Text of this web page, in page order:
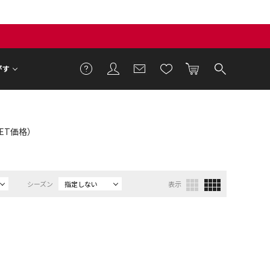
す
価格）
シーズン 指定しない 表示